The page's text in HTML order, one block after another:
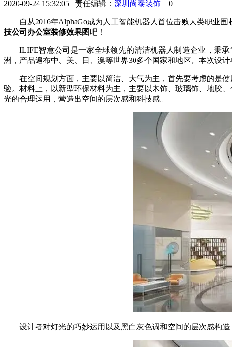
2020-09-24 15:32:05 责任编辑： 深圳尚泰装饰 0
自从2016年AlphaGo成为人工智能机器人首位击败人类职业
技公司办公室装修效果图吧！
ILIFE智意公司是一家全球领先的清洁机器人制造企业，秉
洲，产品遍布中、美、日、澳等世界30多个国家和地区。本次设
在空间规划方面，主要以简洁、大气为主，首先要考虑的是
验。材料上，以新型环保材料为主，主要以木饰、玻璃饰、地胶
光的合理运用，营造出空间的层次感和科技感。
设计者对灯光的巧妙运用以及黑白灰色调和空间的层次感构